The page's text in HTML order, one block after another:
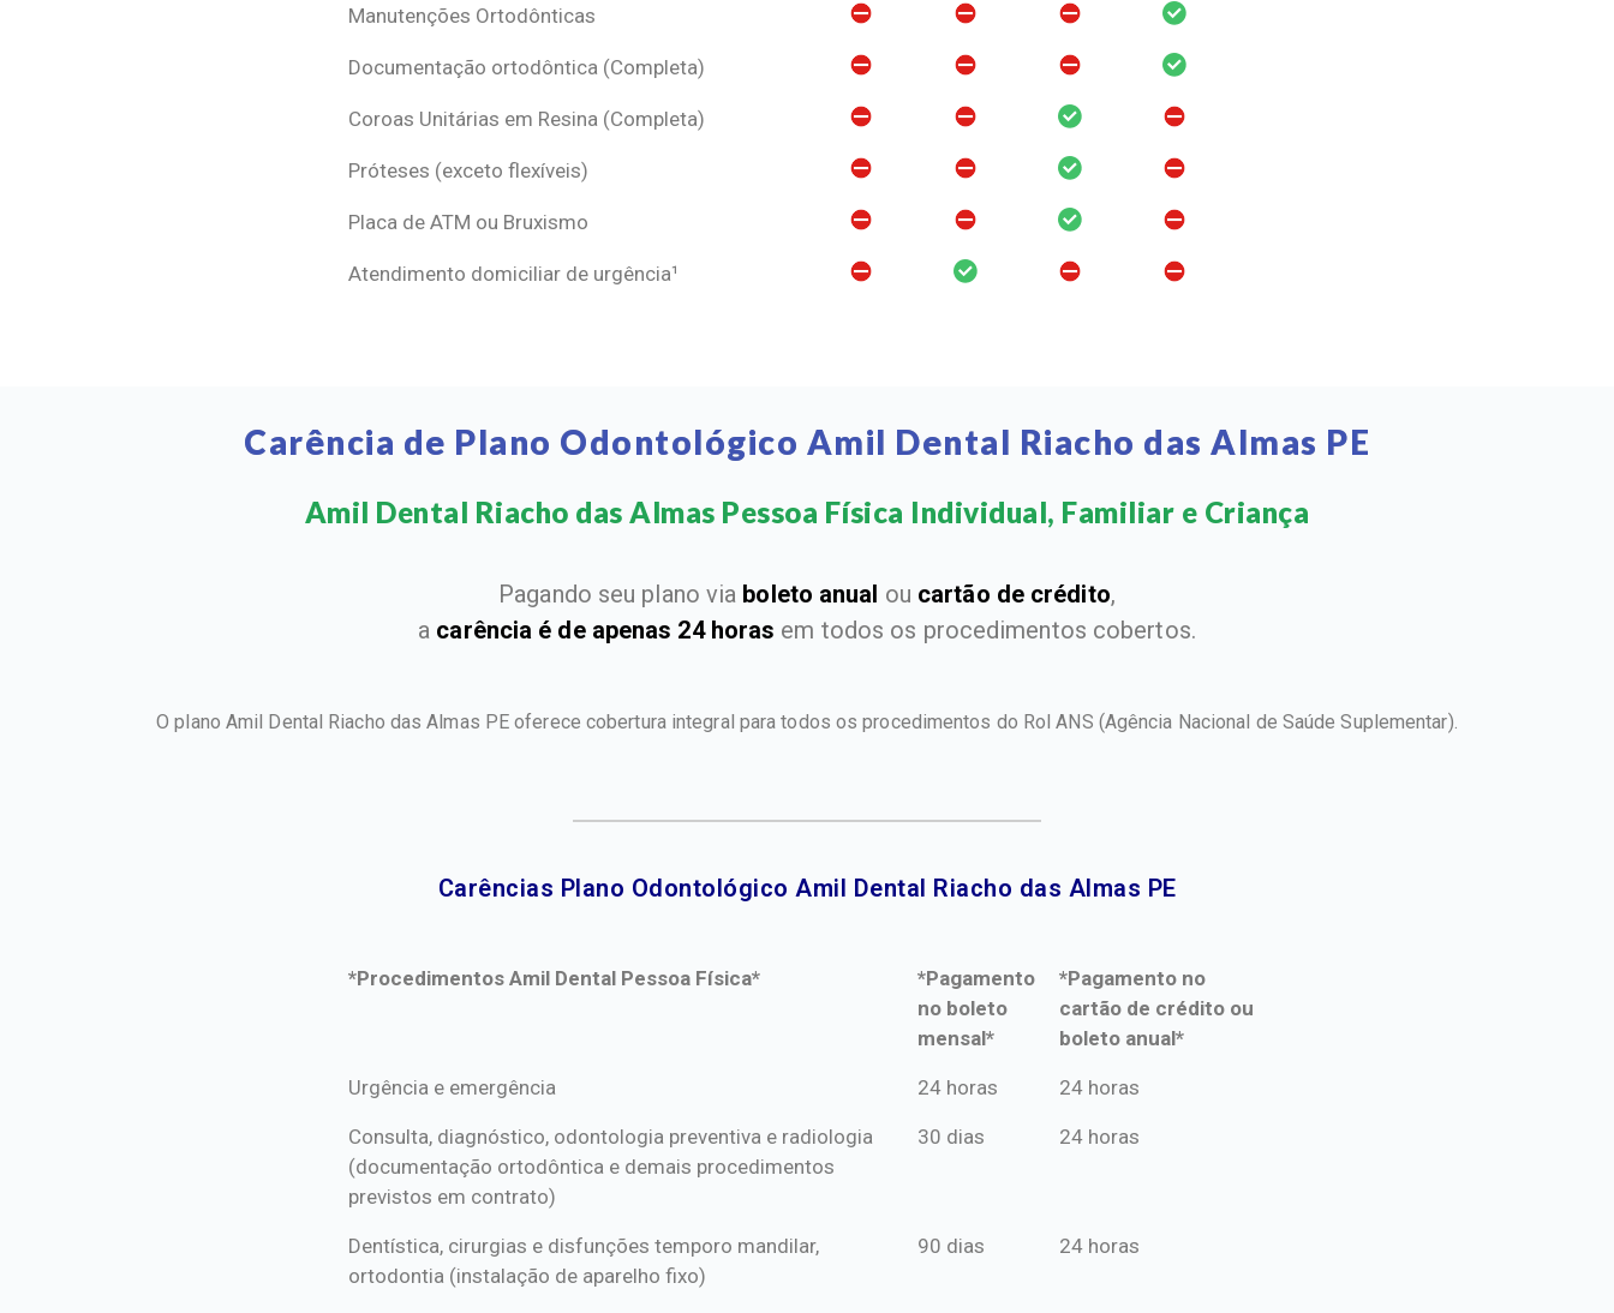
Manutenções Ortodônticas
Documentação ortodôntica (Completa)
Coroas Unitárias em Resina (Completa)
Próteses (exceto flexíveis)
Placa de ATM ou Bruxismo
Atendimento domiciliar de urgência¹
Carência de Plano Odontológico Amil Dental Riacho das Almas PE
Amil Dental Riacho das Almas Pessoa Física Individual, Familiar e Criança​
Pagando seu plano via boleto anual ou cartão de crédito,
a carência é de apenas 24 horas em todos os procedimentos cobertos.
O plano Amil Dental Riacho das Almas PE oferece cobertura integral para todos os procedimentos do Rol ANS (Agência Nacional de Saúde Suplementar).
Carências Plano Odontológico Amil Dental Riacho das Almas PE​
*Procedimentos Amil Dental Pessoa Física*
*Pagamento
no boleto
mensal*
*Pagamento no
cartão de crédito ou
boleto anual*
*Procedimentos Amil Dental Pessoa Física*
*Pagamento
mensal*
*Pagamento no
boleto anual*
Urgência e emergência 24 horas 24 horas
Consulta, diagnóstico, odontologia preventiva e radiologia
(documentação ortodôntica e demais procedimentos
previstos em contrato)
30 dias 24 horas
Dentística, cirurgias e disfunções temporo mandilar,
ortodontia (instalação de aparelho fixo)
90 dias 24 horas